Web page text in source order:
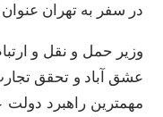
در سفر به تهران
وزیر حمل و نقل و
عشق آباد و تحقق
مهمترین راهبرد دولت